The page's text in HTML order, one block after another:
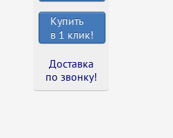
Купить
в 1 клик!
Доставка
по звонку !